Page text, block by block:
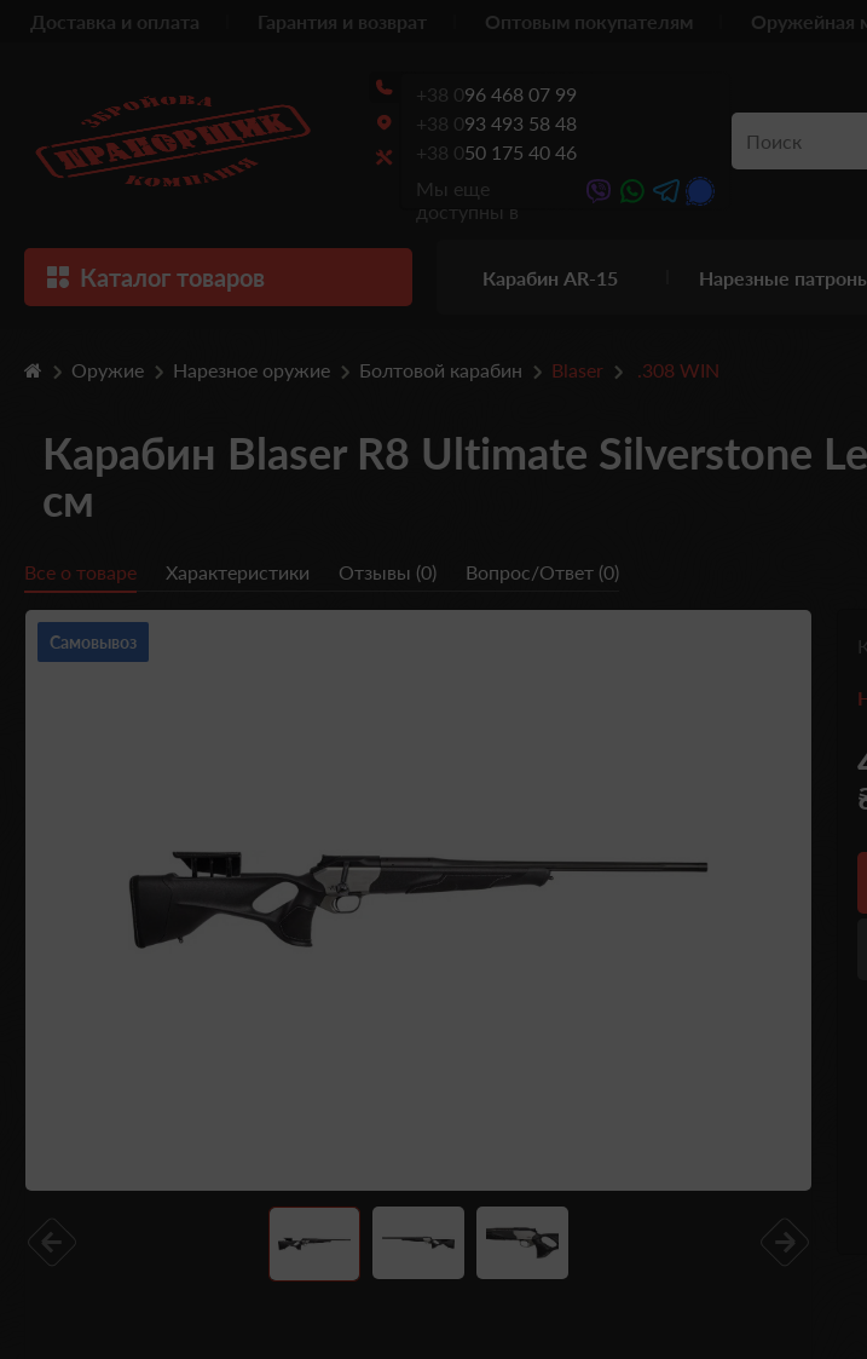
Доставка и оплата Гарантия и возврат Оптовым покупателям Оружейная
+38 096 468 07 99
+38 093 493 58 48
+38 050 175 40 46
Мы еще
доступны в
Каталог товаров Карабин AR-15 Нарезные
Оружие Нарезное оружие Болтовой карабин Blaser .308 WIN
Карабин Blaser R8 Ultimate Silverstone
см
Все о товаре Характеристики Отзывы (0) Вопрос/Ответ (0)
Самовывоз